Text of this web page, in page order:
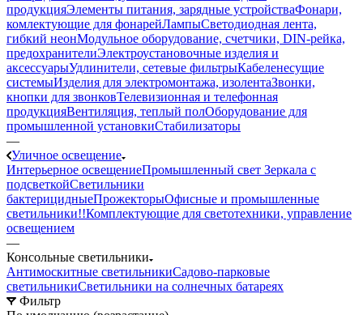
продукцияЭлементы питания, зарядные устройстваФонари,
комлектующие для фонарейЛампыСветодиодная лента,
гибкий неонМодульное оборудование, счетчики, DIN-рейка,
предохранителиЭлектроустановочные изделия и
аксессуарыУдлинители, сетевые фильтрыКабеленесущие
системыИзделия для электромонтажа, изолентаЗвонки,
кнопки для звонковТелевизионная и телефонная
продукцияВентиляция, теплый полОборудование для
промышленной установкиСтабилизаторы
—
Уличное освещение
Интерьерное освещениеПромышленный свет Зеркала с
подсветкойСветильники
бактерицидныеПрожекторыОфисные и промышленные
светильники!!Комплектующие для светотехники, управление
освещением
—
Консольные светильники
Антимоскитные светильникиСадово-парковые
светильникиСветильники на солнечных батареях
Фильтр